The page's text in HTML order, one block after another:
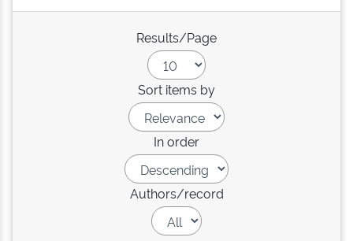
Results/Page
Sort items by
In order
Authors/record